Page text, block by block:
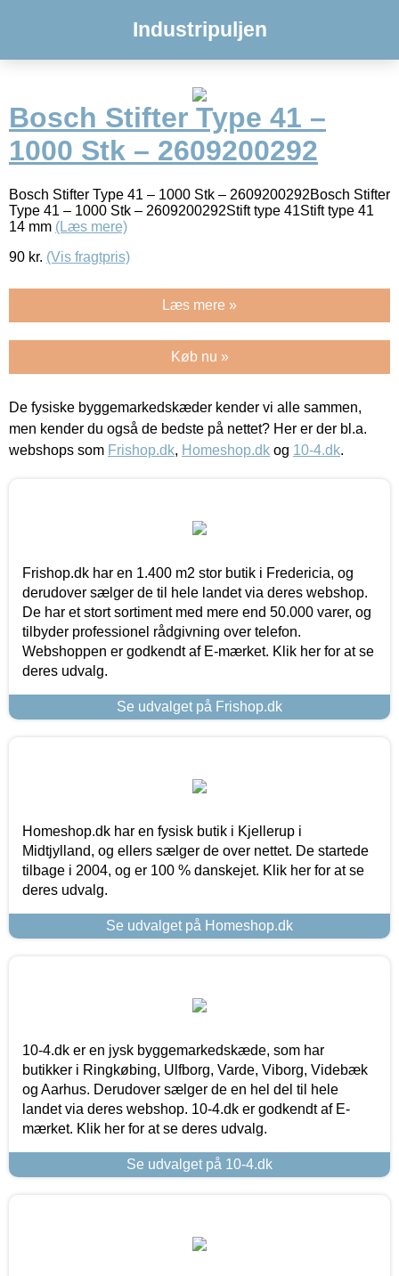
Industripuljen
Bosch Stifter Type 41 –
1000 Stk – 2609200292
Bosch Stifter Type 41 – 1000 Stk – 2609200292Bosch Stifter
Type 41 – 1000 Stk – 2609200292Stift type 41Stift type 41
14 mm (Læs mere)
90 kr. (Vis fragtpris)
Læs mere »
Køb nu »
De fysiske byggemarkedskæder kender vi alle sammen,
men kender du også de bedste på nettet? Her er der bl.a.
webshops som Frishop.dk, Homeshop.dk og 10-4.dk.
Frishop.dk har en 1.400 m2 stor butik i Fredericia, og
derudover sælger de til hele landet via deres webshop.
De har et stort sortiment med mere end 50.000 varer, og
tilbyder professionel rådgivning over telefon.
Webshoppen er godkendt af E-mærket. Klik her for at se
deres udvalg.
Se udvalget på Frishop.dk
Homeshop.dk har en fysisk butik i Kjellerup i
Midtjylland, og ellers sælger de over nettet. De startede
tilbage i 2004, og er 100 % danskejet. Klik her for at se
deres udvalg.
Se udvalget på Homeshop.dk
10-4.dk er en jysk byggemarkedskæde, som har
butikker i Ringkøbing, Ulfborg, Varde, Viborg, Videbæk
og Aarhus. Derudover sælger de en hel del til hele
landet via deres webshop. 10-4.dk er godkendt af E-
mærket. Klik her for at se deres udvalg.
Se udvalget på 10-4.dk